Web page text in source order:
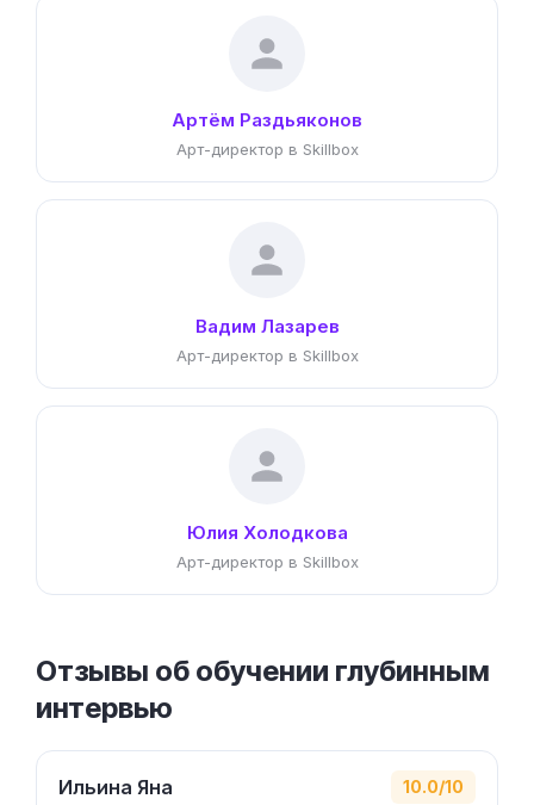
Артём Раздьяконов
Арт-директор в Skillbox
Вадим Лазарев
Арт-директор в Skillbox
Юлия Холодкова
Арт-директор в Skillbox
Отзывы об обучении глубинным
интервью
Ильина Яна 10.0/10